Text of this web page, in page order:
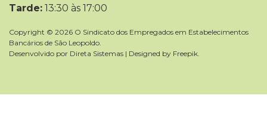
Tarde: 13:30 às 17:00
Copyright © 2026 O Sindicato dos Empregados em Estabelecimentos
Bancários de São Leopoldo.
Desenvolvido por Direta Sistemas | Designed by Freepik